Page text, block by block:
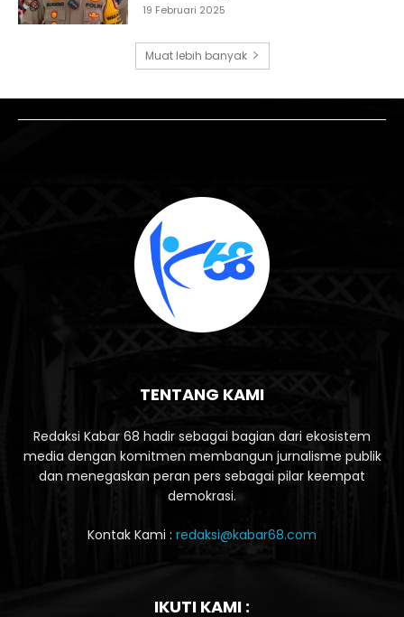
19 Februari 2025
Muat lebih banyak
TENTANG KAMI
Redaksi Kabar 68 hadir sebagai bagian dari ekosistem
media dengan komitmen membangun jurnalisme publik
dan menegaskan peran pers sebagai pilar keempat
demokrasi.
Kontak Kami : redaksi@kabar68.com
IKUTI KAMI :